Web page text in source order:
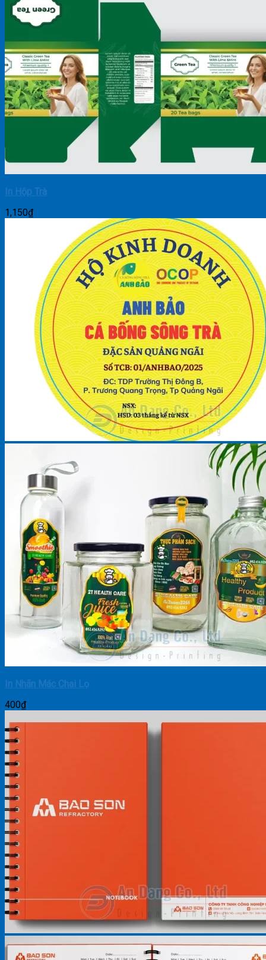
In Hộp Trà
1,150₫
In Nhãn Mác Chai Lọ
400₫